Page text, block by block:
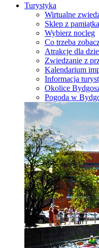
Turystyka
Wirtualne
Sklep z
Wybierz nocleg
Co trzeba
Atrakcje dla
Zwiedzanie z
Kalendarium
Informacja
Okolice
Pogoda w